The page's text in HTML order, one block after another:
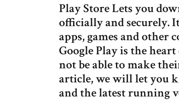
Play Store Lets you
officially and securely.
apps, games and
Google Play is the
not be able to make
article, we will let you
and the latest running